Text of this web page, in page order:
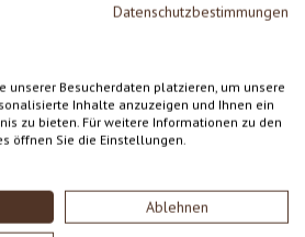
Datenschutzbestimmungen
unserer Besucherdaten platzieren, um unsere
Inhalte anzuzeigen und Ihnen ein
zu bieten. Für weitere Informationen zu den
öffnen Sie die Einstellungen.
Ablehnen
su 5 stelle
con il prodotto con altri clienti.